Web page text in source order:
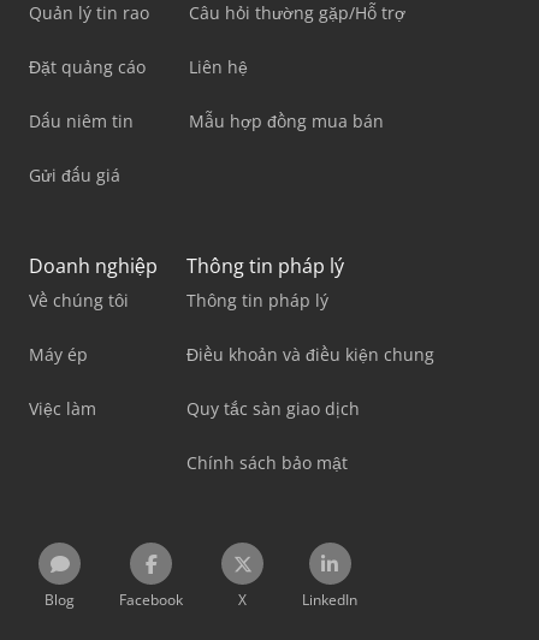
Quản lý tin rao
Đặt quảng cáo
Dấu niêm tin
Gửi đấu giá
Câu hỏi thường gặp/Hỗ trợ
Liên hệ
Mẫu hợp đồng mua bán
Doanh nghiệp
Về chúng tôi
Máy ép
Việc làm
Thông tin pháp lý
Thông tin pháp lý
Điều khoản và điều kiện chung
Quy tắc sàn giao dịch
Chính sách bảo mật
Blog Facebook X LinkedIn